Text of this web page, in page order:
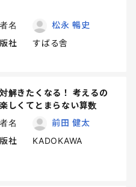
名
松永 暢史
社
すばる舎
解きたくなる！ 考えるの
しくてとまらない算数
名
前田 健太
社
KADOKAWA